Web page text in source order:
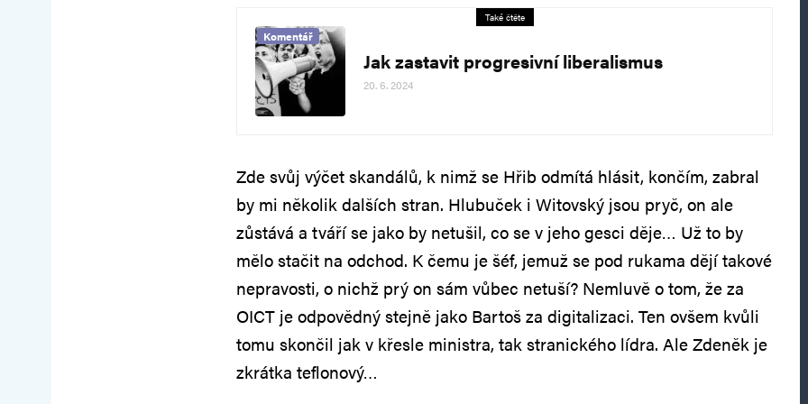
Také čtěte
Komentář
Jak zastavit progresivní liberalismus
20. 6. 2024
Zde svůj výčet skandálů, k nimž se Hřib odmítá hlásit, končím, zabral
by mi několik dalších stran. Hlubuček i Witovský jsou pryč, on ale
zůstává a tváří se jako by netušil, co se v jeho gesci děje… Už to by
mělo stačit na odchod. K čemu je šéf, jemuž se pod rukama dějí takové
nepravosti, o nichž prý on sám vůbec netuší? Nemluvě o tom, že za
OICT je odpovědný stejně jako Bartoš za digitalizaci. Ten ovšem kvůli
tomu skončil jak v křesle ministra, tak stranického lídra. Ale Zdeněk je
zkrátka teflonový…